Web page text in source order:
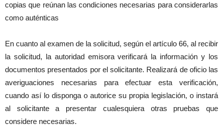
copias que reúnan las condiciones necesarias para considerarlas
como auténticas
En cuanto al examen de la solicitud, según el artículo 66, al recibir
la solicitud, la autoridad emisora verificará la información y los
documentos presentados por el solicitante. Realizará de oficio las
averiguaciones necesarias para efectuar esta verificación,
cuando así lo disponga o autorice su propia legislación, o instará
al solicitante a presentar cualesquiera otras pruebas que
considere necesarias.